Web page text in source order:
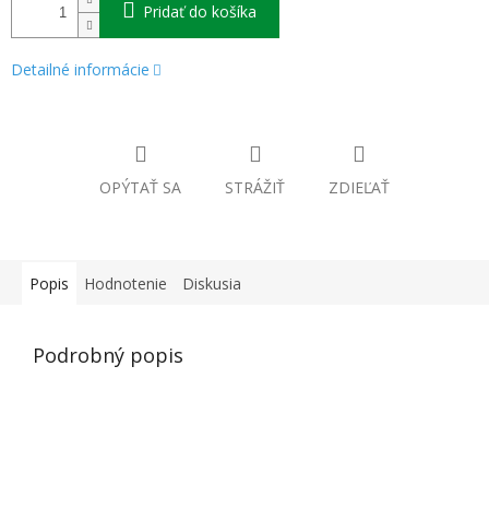
Pridať do košíka
Detailné informácie
OPÝTAŤ SA STRÁŽIŤ ZDIEĽAŤ
Popis Hodnotenie Diskusia
Podrobný popis